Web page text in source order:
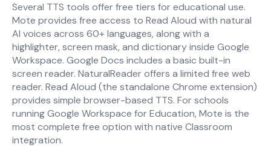
Several TTS tools offer free tiers for educational use.
Mote provides free access to Read Aloud with natural
AI voices across 60+ languages, along with a
highlighter, screen mask, and dictionary inside Google
Workspace. Google Docs includes a basic built-in
screen reader. NaturalReader offers a limited free web
reader. Read Aloud (the standalone Chrome extension)
provides simple browser-based TTS. For schools
running Google Workspace for Education, Mote is the
most complete free option with native Classroom
integration.